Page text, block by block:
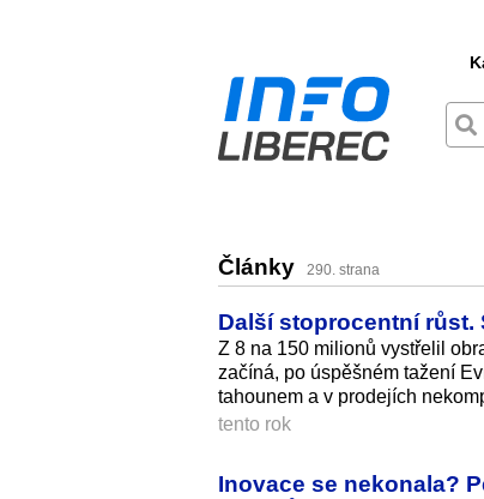
Články 290. strana
Další stoprocentní růst.
Z 8 na 150 milionů vystřelil
začíná, po úspěšném tažení
tahounem a v prodejích
tento rok
Inovace se nekonala?